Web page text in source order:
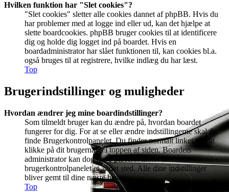
Hvilken funktion har "Slet cookies"?
"Slet cookies" sletter alle cookies dannet af phpBB. Hvis du
har problemer med at logge ind eller ud, kan det hjælpe at
slette boardcookies. phpBB bruger cookies til at identificere
dig og holde dig logget ind på boardet. Hvis en
boardadministrator har slået funktionen til, kan cookies bl.a.
også bruges til at registrere, hvilke indlæg du har læst.
Top
Brugerindstillinger og muligheder
Hvordan ændrer jeg mine boardindstillinger?
Som tilmeldt bruger kan du ændre på, hvordan boardet
fungerer for dig. For at se eller ændre indstillingerne skal du
finde Brugerkontrolpanelet. Du finder normalt linket ved at
klikke på dit brugernavn i toppen af siden. Boardets
administrator kan dog have placeret linket til
brugerkontrolpanelet et andet sted. Alle dine indstillinger
bliver gemt til dine næste besøg.
Top